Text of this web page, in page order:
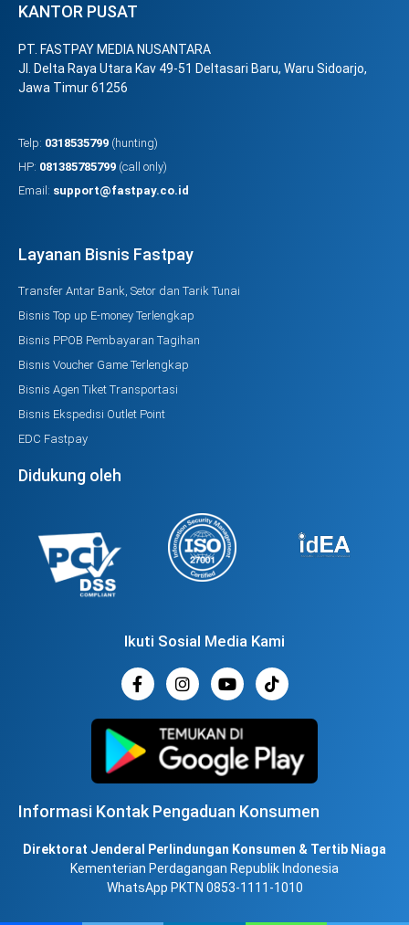
KANTOR PUSAT
PT. FASTPAY MEDIA NUSANTARA
Jl. Delta Raya Utara Kav 49-51 Deltasari Baru, Waru Sidoarjo,
Jawa Timur 61256
Telp: 0318535799 (hunting)
HP: 081385785799 (call only)
Email: support@fastpay.co.id
Layanan Bisnis Fastpay
Transfer Antar Bank, Setor dan Tarik Tunai
Bisnis Top up E-money Terlengkap
Bisnis PPOB Pembayaran Tagihan
Bisnis Voucher Game Terlengkap
Bisnis Agen Tiket Transportasi
Bisnis Ekspedisi Outlet Point
EDC Fastpay
Didukung oleh
Ikuti Sosial Media Kami
Informasi Kontak Pengaduan Konsumen
Direktorat Jenderal Perlindungan Konsumen & Tertib Niaga
Kementerian Perdagangan Republik Indonesia
WhatsApp PKTN 0853-1111-1010